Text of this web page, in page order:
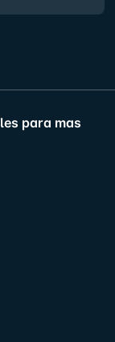
para mas